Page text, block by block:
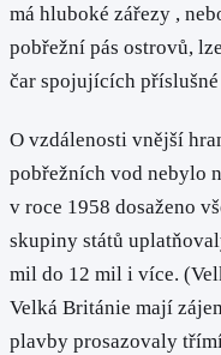
má hluboké zářezy ,
pobřežní pás ostrovů,
čar spojujících příslušné
O vzdálenosti vnější
pobřežních vod nebylo
v roce 1958 dosaženo
skupiny států
mil do 12 mil i více.
Velká Británie mají
plavby prosazovaly